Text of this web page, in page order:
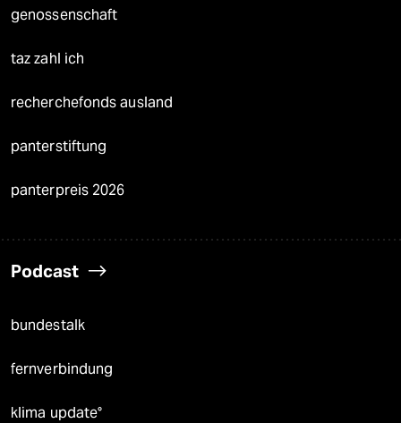
genossenschaft
taz zahl ich
recherchefonds ausland
panterstiftung
panterpreis 2026
Podcast
bundestalk
fernverbindung
klima update°